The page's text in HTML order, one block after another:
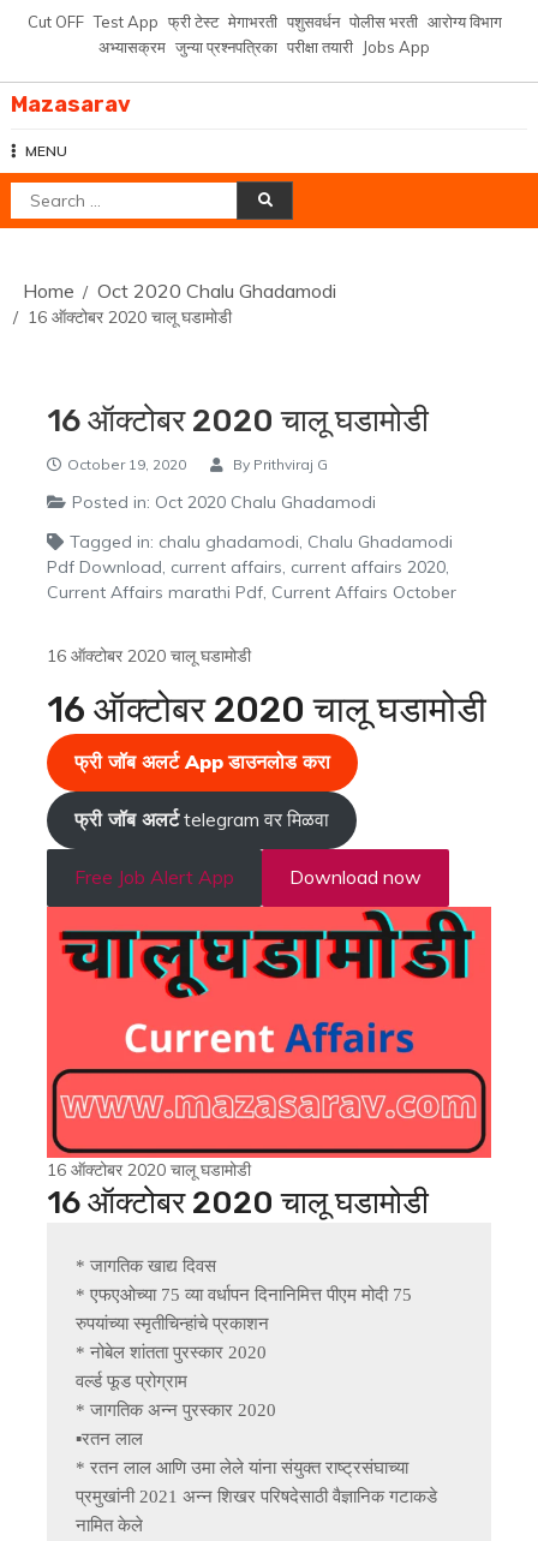
SkipCut OFF Test App फ्री टेस्ट मेगाभरती पशुसवर्धन पोलीस भरती आरोग्य विभाग
अभ्यासक्रम जुन्या प्रश्नपत्रिका परीक्षा तयारी Jobs App
Mazasarav
MENU
Search
for:
Home Oct 2020 Chalu Ghadamodi
16 ऑक्टोबर 2020 चालू घडामोडी
16 ऑक्टोबर 2020 चालू घडामोडी
October 19, 2020 By Prithviraj G
Posted in: Oct 2020 Chalu Ghadamodi
Tagged in: chalu ghadamodi, Chalu Ghadamodi
Pdf Download, current affairs, current affairs 2020,
Current Affairs marathi Pdf, Current Affairs October
16 ऑक्टोबर 2020 चालू घडामोडी
16 ऑक्टोबर 2020 चालू घडामोडी
फ्री जॉब अलर्ट App डाउनलोड करा
फ्री जॉब अलर्टtelegram वर मिळवा
Free Job Alert App Download now
16 ऑक्टोबर 2020 चालू घडामोडी
16 ऑक्टोबर 2020 चालू घडामोडी
* जागतिक खाद्य दिवस
* एफएओच्या 75 व्या वर्धापन दिनानिमित्त पीएम मोदी 75
रुपयांच्या स्मृतीचिन्हांचे प्रकाशन
* नोबेल शांतता पुरस्कार 2020
वर्ल्ड फूड प्रोग्राम
* जागतिक अन्न पुरस्कार 2020
▪️रतन लाल
* रतन लाल आणि उमा लेले यांना संयुक्त राष्ट्रसंघाच्या
प्रमुखांनी 2021 अन्न शिखर परिषदेसाठी वैज्ञानिक गटाकडे
नामित केले